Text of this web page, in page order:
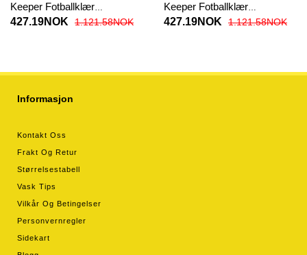
Keeper Fotballklær
Hjemmedrakt EM 2024
427.19NOK 1.121.58NOK
Keeper Fotballklær
Bortedrakt EM 2024
427.19NOK 1.121.58NOK
Informasjon
Kontakt Oss
Frakt Og Retur
Størrelsestabell
Vask Tips
Vilkår Og Betingelser
Personvernregler
Sidekart